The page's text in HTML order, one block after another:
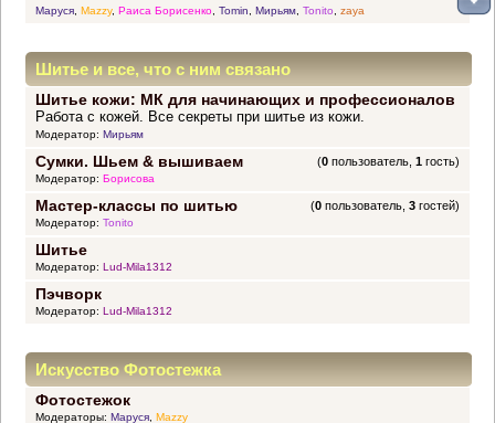
Маруся, Mazzy, Раиса Борисенко, Tomin Мирьям, Tonito zaya
Шитье и все, что с ним связано
Шитье кожи: МК для начинающих и профессионалов
Работа с кожей. Все секреты при шитье из кожи.
Модератор: Мирьям
Сумки. Шьем & вышиваем (0 пользователь,1 гость)
Модератор: Борисова
Мастер-классы по шитью (0 пользователь,3 гостей)
Модератор: Tonito
Шитье
Модератор: Lud-Mila1312
Пэчворк
Модератор: Lud-Mila1312
Искусство Фотостежка
Фотостежок
Модераторы: Маруся, Mazzy